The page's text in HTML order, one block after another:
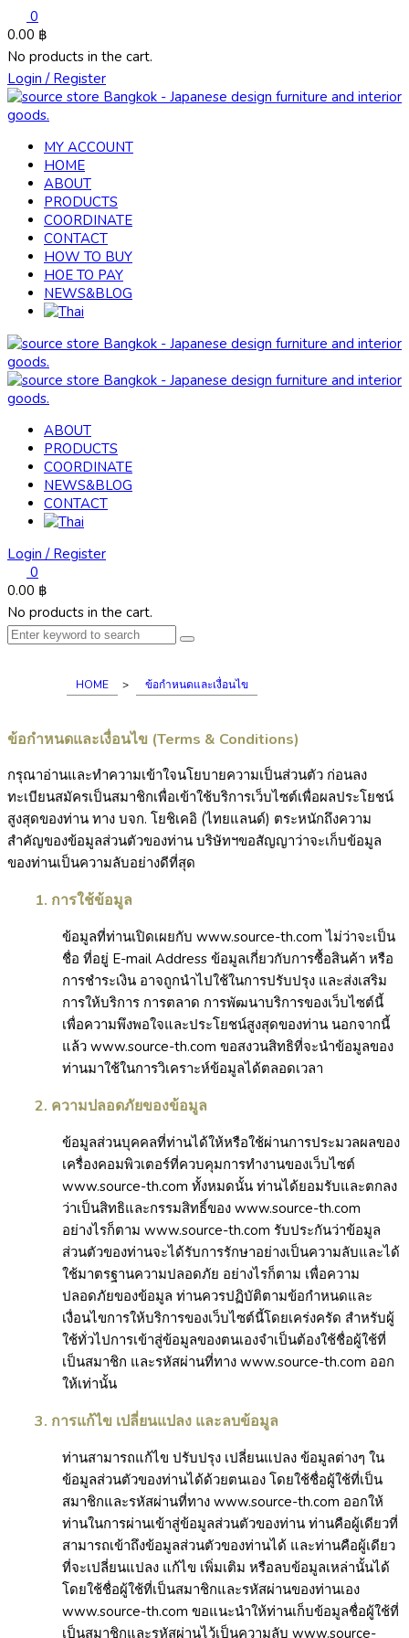
0
0.00 ฿
No products in the cart.
Login / Register
MY ACCOUNT
HOME
ABOUT
PRODUCTS
COORDINATE
CONTACT
HOW TO BUY
HOE TO PAY
NEWS&BLOG
ABOUT
PRODUCTS
COORDINATE
NEWS&BLOG
CONTACT
Login / Register
0
0.00 ฿
No products in the cart.
HOME > ข้อกําหนดและเงื่อนไข
ข้อกําหนดและเงื่อนไข (Terms & Conditions)
กรุณาอ่านและทำความเข้าใจนโยบายความเป็นส่วนตัว ก่อนลง
ทะเบียนสมัครเป็นสมาชิกเพื่อเข้าใช้บริการเว็บไซต์เพื่อผลประโยชน์
สูงสุดของท่าน ทาง บจก. โยชิเคอิ (ไทยแลนด์) ตระหนักถึงความ
สำคัญของข้อมูลส่วนตัวของท่าน บริษัทฯขอสัญญาว่าจะเก็บข้อมูล
ของท่านเป็นความลับอย่างดีที่สุด
1. การใช้ข้อมูล
ข้อมูลที่ท่านเปิดเผยกับ www.source-th.com ไม่ว่าจะเป็น
ชื่อ ที่อยู่ E-mail Address ข้อมูลเกี่ยวกับการซื้อสินค้า หรือ
การชำระเงิน อาจถูกนำไปใช้ในการปรับปรุง และส่งเสริม
การให้บริการ การตลาด การพัฒนาบริการของเว็บไซต์นี้
เพื่อความพึงพอใจและประโยชน์สูงสุดของท่าน นอกจากนี้
แล้ว www.source-th.com ขอสงวนสิทธิที่จะนำข้อมูลของ
ท่านมาใช้ในการวิเคราะห์ข้อมูลได้ตลอดเวลา
2. ความปลอดภัยของข้อมูล
ข้อมูลส่วนบุคคลที่ท่านได้ให้หรือใช้ผ่านการประมวลผลของ
เครื่องคอมพิวเตอร์ที่ควบคุมการทำงานของเว็บไซต์
www.source-th.com ทั้งหมดนั้น ท่านได้ยอมรับและตกลง
ว่าเป็นสิทธิและกรรมสิทธิ์ของ www.source-th.com
อย่างไรก็ตาม www.source-th.com รับประกันว่าข้อมูล
ส่วนตัวของท่านจะได้รับการรักษาอย่างเป็นความลับและได้
ใช้มาตรฐานความปลอดภัย อย่างไรก็ตาม เพื่อความ
ปลอดภัยของข้อมูล ท่านควรปฏิบัติตามข้อกำหนดและ
เงื่อนไขการให้บริการของเว็บไซต์นี้โดยเคร่งครัด สำหรับผู้
ใช้ทั่วไปการเข้าสู่ข้อมูลของตนเองจำเป็นต้องใช้ชื่อผู้ใช้ที่
เป็นสมาชิก และรหัสผ่านที่ทาง www.source-th.com ออก
ให้เท่านั้น
3. การแก้ไข เปลี่ยนแปลง และลบข้อมูล
ท่านสามารถแก้ไข ปรับปรุง เปลี่ยนแปลง ข้อมูลต่างๆ ใน
ข้อมูลส่วนตัวของท่านได้ด้วยตนเอง โดยใช้ชื่อผู้ใช้ที่เป็น
สมาชิกและรหัสผ่านที่ทาง www.source-th.com ออกให้
ท่านในการผ่านเข้าสู่ข้อมูลส่วนตัวของท่าน ท่านคือผู้เดียวที่
สามารถเข้าถึงข้อมูลส่วนตัวของท่านได้ และท่านคือผู้เดียว
ที่จะเปลี่ยนแปลง แก้ไข เพิ่มเติม หรือลบข้อมูลเหล่านั้นได้
โดยใช้ชื่อผู้ใช้ที่เป็นสมาชิกและรหัสผ่านของท่านเอง
www.source-th.com ขอแนะนำให้ท่านเก็บข้อมูลชื่อผู้ใช้ที่
เป็นสมาชิกและรหัสผ่านไว้เป็นความลับ www.source-